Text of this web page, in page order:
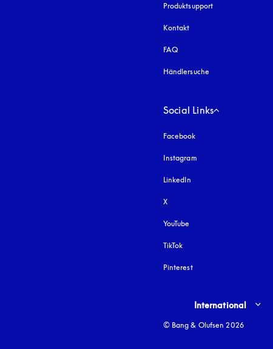
Produktsupport
Kontakt
FAQ
Händlersuche
Social Links
Facebook
Instagram öffnet sich in einem
LinkedIn
X
YouTube
TikTok
Pinterest
Select country and
International
© Bang & Olufsen 2026